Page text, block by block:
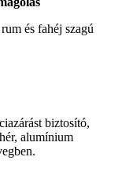
és fahéj szagú
biztosító,
alumínium